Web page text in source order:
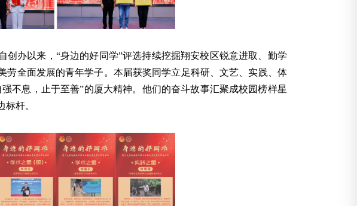
创办以来，“身边的好同学”评选持续挖掘翔安校区锐意进取、勤学
劳全面发展的青年学子。本届获奖同学立足科研、文艺、实践、体
不息，止于至善”的厦大精神。他们的奋斗故事汇聚成校园榜样星
杆。